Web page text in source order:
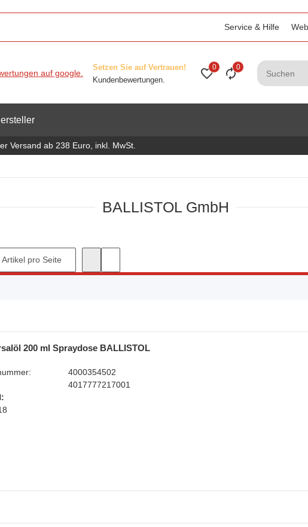
Service & Hilfe
Setzen Sie auf Vertrauen!
Kundenbewertungen.
0 0
Versand ab 238 Euro, inkl. MwSt.
BALLISTOL GmbH
Artikel pro Seite
200 ml Spraydose BALLISTOL
4000354502
4017777217001